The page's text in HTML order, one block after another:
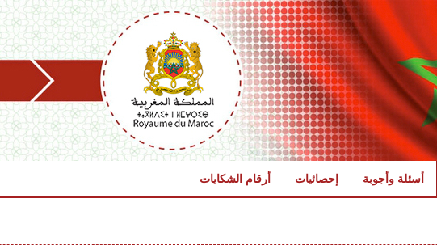
أسئلة وأجوبة إحصائيات أرقام الشكايات